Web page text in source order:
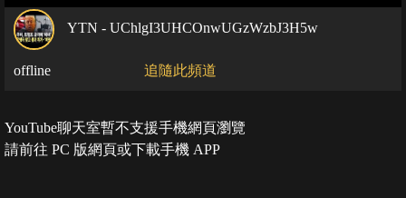
YTN - UChlgI3UHCOnwUGzWzbJ3H5w
offline 追隨此頻道
YouTube聊天室暫不支援手機網頁瀏覽
請前往 PC 版網頁或下載手機 APP